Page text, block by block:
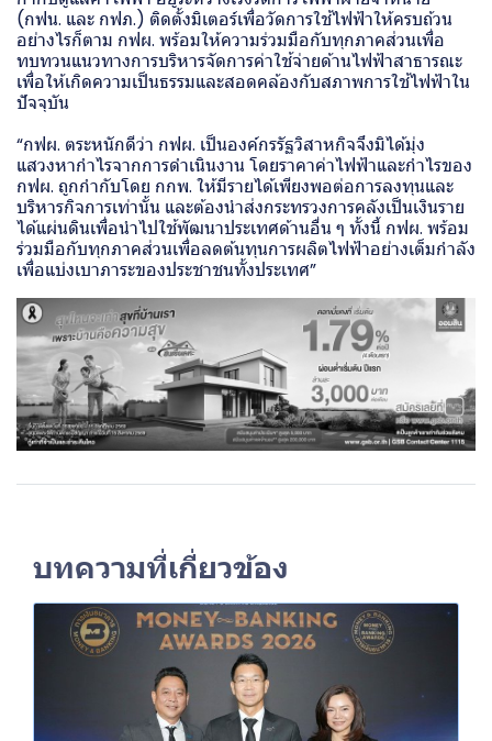
(กฟน. และ กฟภ.) ติดตั้งมิเตอร์เพื่อวัดการใช้ไฟฟ้าให้ครบถ้วน
อย่างไรก็ตาม กฟผ. พร้อมให้ความร่วมมือกับทุกภาคส่วนเพื่อ
ทบทวนแนวทางการบริหารจัดการค่าใช้จ่ายด้านไฟฟ้าสาธารณะ
เพื่อให้เกิดความเป็นธรรมและสอดคล้องกับสภาพการใช้ไฟฟ้าใน
ปัจจุบัน
“กฟผ. ตระหนักดีว่า กฟผ. เป็นองค์กรรัฐวิสาหกิจจึงมิได้มุ่ง
แสวงหากำไรจากการดำเนินงาน โดยราคาค่าไฟฟ้าและกำไรของ
กฟผ. ถูกกำกับโดย กกพ. ให้มีรายได้เพียงพอต่อการลงทุนและ
บริหารกิจการเท่านั้น และต้องนำส่งกระทรวงการคลังเป็นเงินราย
ได้แผ่นดินเพื่อนำไปใช้พัฒนาประเทศด้านอื่น ๆ ทั้งนี้ กฟผ. พร้อม
ร่วมมือกับทุกภาคส่วนเพื่อลดต้นทุนการผลิตไฟฟ้าอย่างเต็มกำลัง
เพื่อแบ่งเบาภาระของประชาชนทั้งประเทศ”
บทความที่เกี่ยวข้อง